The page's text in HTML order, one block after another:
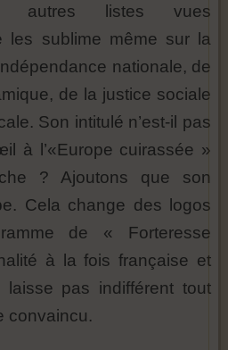
autres listes vues
les sublime même sur la
nationale, de
de la justice sociale
Son intitulé n’est-il pas
à l’«Europe cuirassée »
? Ajoutons que son
Cela change des logos
de « Forteresse
à la fois française et
pas indifférent tout
convaincu.